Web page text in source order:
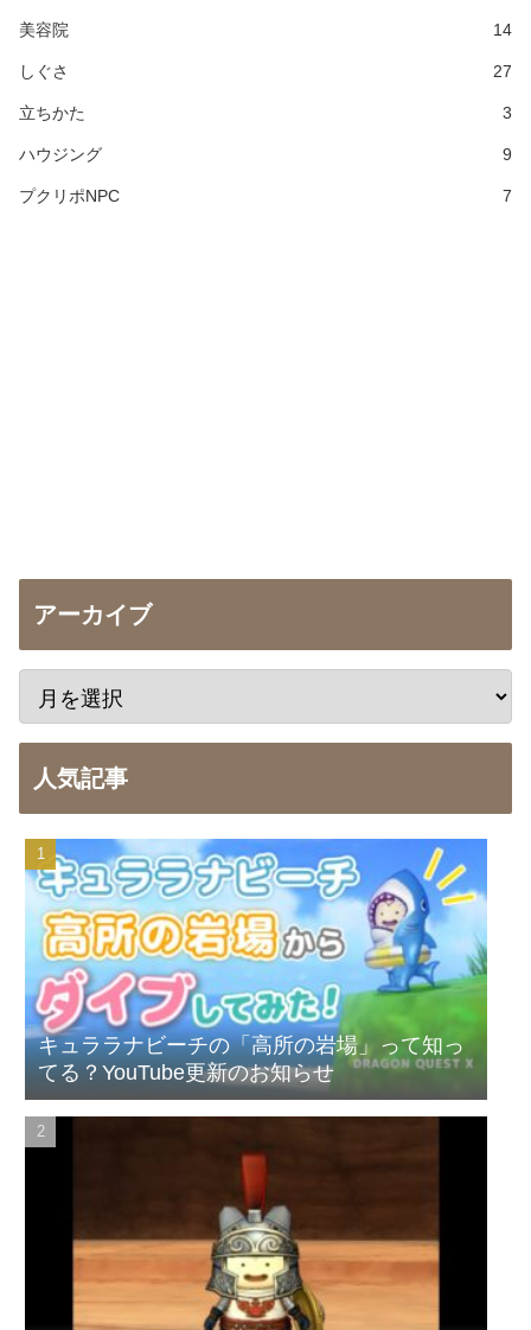
美容院 14
しぐさ 27
立ちかた 3
ハウジング 9
プクリポNPC 7
アーカイブ
人気記事
キュララナビーチの「高所の岩場」って知っ
てる？YouTube更新のお知らせ